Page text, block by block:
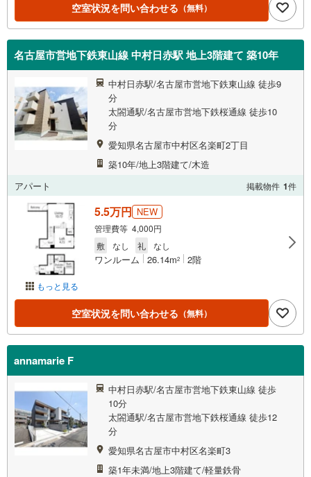
空室状況を問い合わせる （無料）
名古屋市営地下鉄東山線 中村日赤駅 地上3階建て 築10年
中村日赤駅/名古屋市営地下鉄東山線 徒歩9
分
太閤通駅/名古屋市営地下鉄桜通線 徒歩10
分
愛知県名古屋市中村区名楽町2丁目
築10年/地上3階建て/木造
アパート
掲載物件 1件
もっと見る
5.5万円 NEW
管理費等 4,000円
敷
なし 礼 なし
ワンルーム 26.14m2 2階
空室状況を問い合わせる （無料）
annamarie F
中村日赤駅/名古屋市営地下鉄東山線 徒歩
10分
太閤通駅/名古屋市営地下鉄桜通線 徒歩12
分
愛知県名古屋市中村区名楽町3
築1年未満/地上3階建て/軽量鉄骨